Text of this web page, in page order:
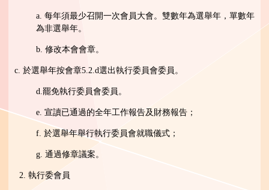
a. 每年須最少召開一次會員大會。雙數年為選舉年，單數年
為非選舉年。
b. 修改本會會章。
c. 於選舉年按會章5.2.d選出執行委員會委員。
d.罷免執行委員會委員。
e. 宣讀已通過的全年工作報告及財務報告；
f. 於選舉年舉行執行委員會就職儀式；
g. 通過修章議案。
2. 執行委會員